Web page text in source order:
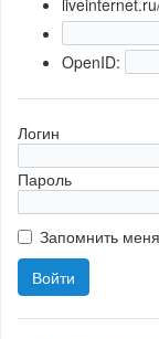
OpenID:
Логин
Пароль
Запомнить